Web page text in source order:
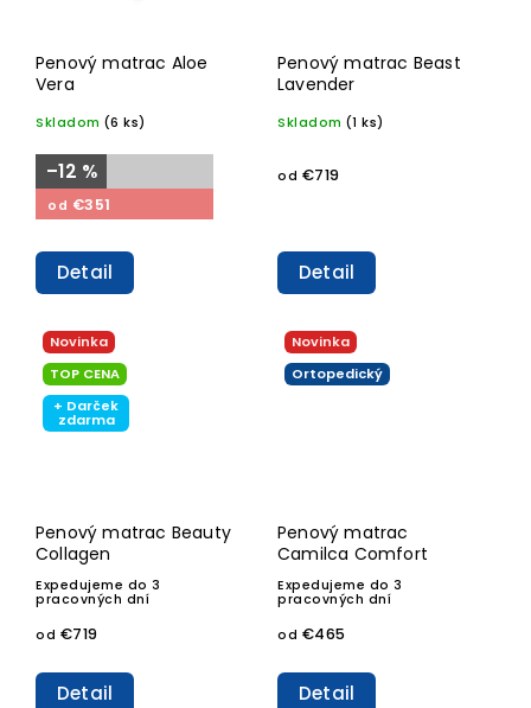
Penový matrac Aloe
Vera
Skladom (6 ks)
–12 %
od €351
Detail
Penový matrac Beast
Lavender
Skladom (1 ks)
od €719
Detail
Novinka
TOP CENA
+ Darček
zdarma
Penový matrac Beauty
Collagen
Expedujeme do 3
pracovných dní
od €719
Detail
Novinka
Ortopedický
Penový matrac
Camilca Comfort
Expedujeme do 3
pracovných dní
od €465
Detail